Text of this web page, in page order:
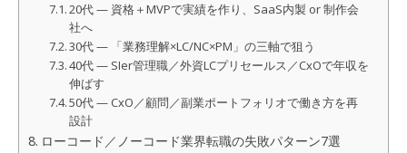
20代 — 資格＋MVPで実績を作り、SaaS内製 or 制作会
社へ
30代 — 「業務理解×LC/NC×PM」の三軸で狙う
40代 — SIer管理職／外資LCプリセールス／CxOで年収を
伸ばす
50代 — CxO／顧問／副業ポートフォリオで働き方を再
設計
ローコード／ノーコード業界転職の失敗パターン7選